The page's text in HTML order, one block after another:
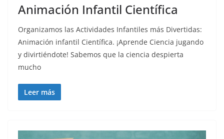
Animación Infantil Científica
Organizamos las Actividades Infantiles más Divertidas:
Animación infantil Científica. ¡Aprende Ciencia jugando
y divirtiéndote! Sabemos que la ciencia despierta
mucho
Leer más